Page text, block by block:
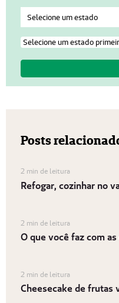
Posts
2 min de leitura
Refogar, cozinhar no
2 min de leitura
O que você faz com
2 min de leitura
Cheesecake de frutas